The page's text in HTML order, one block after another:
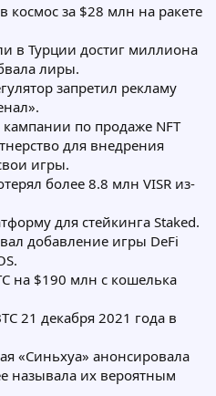
космос за $28 млн на ракете
в Турции достиг миллиона
лиры.
запретил рекламу
по продаже NFT
для внедрения
игры.
более 8.8 млн VISR из-
для стейкинга Staked.
добавление игры DeFi
на $190 млн с кошелька
21 декабря 2021 года в
«Синьхуа» анонсировала
называла их вероятным